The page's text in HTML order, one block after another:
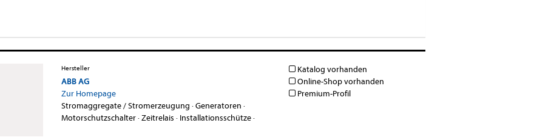
Hersteller
ABB AG
Zur Homepage
Stromaggregate / Stromerzeugung ·Generatoren ·
Motorschutzschalter·Zeitrelais · Installationsschütze·
Katalog vorhanden
Online-Shop vorhanden
Premium-Profil